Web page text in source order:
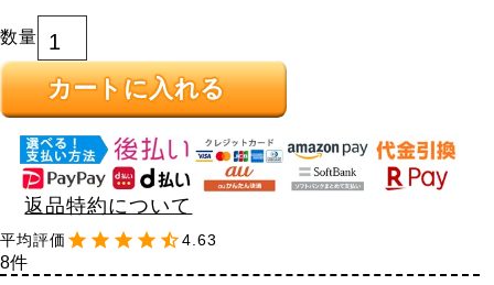
カートに入れる
返品特約について
4.63
8